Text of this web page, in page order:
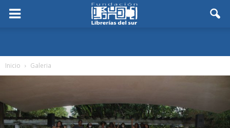
Inicio Galeria